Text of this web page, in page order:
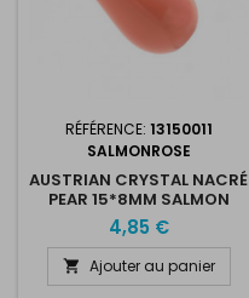
RÉFÉRENCE: 13150011
SALMONROSE
AUSTRIAN CRYSTAL NACRÉ
PEAR 15*8MM SALMON
ROSE
4,85 €
 Ajouter au panier